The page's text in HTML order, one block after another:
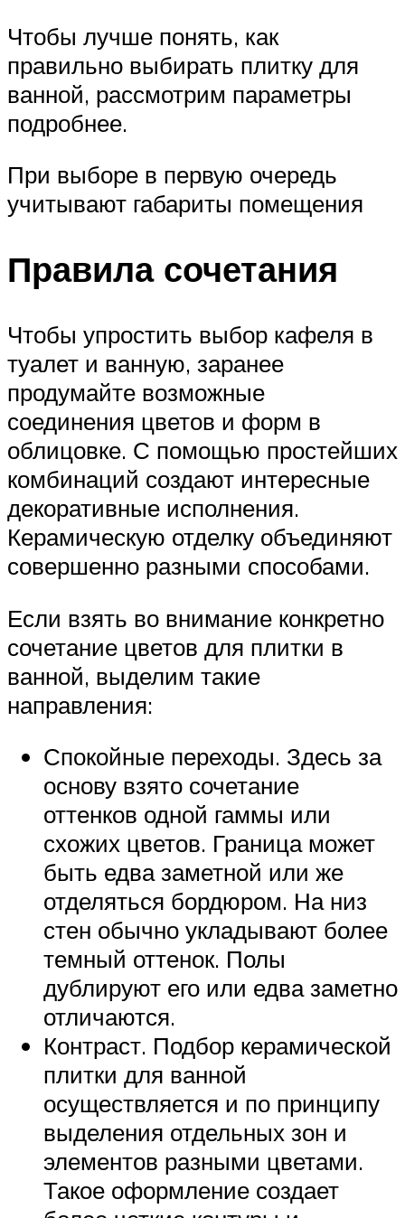
Чтобы лучше понять, как
правильно выбирать плитку для
ванной, рассмотрим параметры
подробнее.
При выборе в первую очередь
учитывают габариты помещения
Правила сочетания
Чтобы упростить выбор кафеля в
туалет и ванную, заранее
продумайте возможные
соединения цветов и форм в
облицовке. С помощью простейших
комбинаций создают интересные
декоративные исполнения.
Керамическую отделку объединяют
совершенно разными способами.
Если взять во внимание конкретно
сочетание цветов для плитки в
ванной, выделим такие
направления:
Спокойные переходы. Здесь за
основу взято сочетание
оттенков одной гаммы или
схожих цветов. Граница может
быть едва заметной или же
отделяться бордюром. На низ
стен обычно укладывают более
темный оттенок. Полы
дублируют его или едва заметно
отличаются.
Контраст. Подбор керамической
плитки для ванной
осуществляется и по принципу
выделения отдельных зон и
элементов разными цветами.
Такое оформление создает